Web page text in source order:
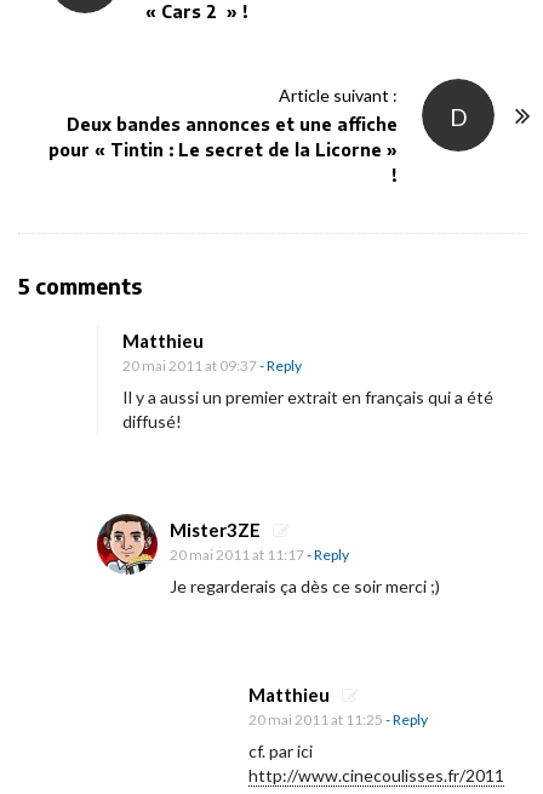
« Cars 2 » !
D
Article suivant :
Deux bandes annonces et une affiche
pour « Tintin : Le secret de la Licorne »
!
5 commentsO
«
K
g
F
u
Matthieu
20 mai 2011 at 09:37- Reply
Il y a aussi un premier extrait en français qui a été
diffusé!
Mister3ZE
20 mai 2011 at 11:17- Reply
Je regarderais ça dès ce soir merci ;)
Matthieu
20 mai 2011 at 11:25 - Reply
cf. par ici
http://www.cinecoulisses.fr/2011